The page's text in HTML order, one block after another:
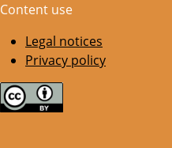
Content use
Legal notices
Privacy policy